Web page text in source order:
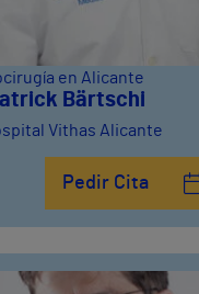
en Alicante
Bärtschi
Vithas Alicante
Pedir Cita